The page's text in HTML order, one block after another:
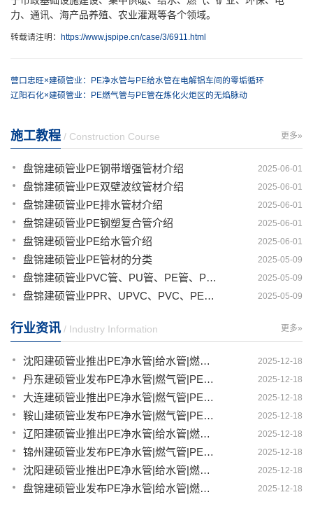
力、通讯、海产品养殖、农业灌溉等各个领域。
转载请注明： https://www.jspipe.cn/case/3/6911.html
营口忠旺×建硕管业：PE净水管与PE给水管在电解铝车间的零垢循环
辽阳石化×建硕管业：PE燃气管与PE管在炼化火炬区的无焰脉动
更多»
施工教程 / Construction Course
2025-06-01
盘锦建硕管业PE钢带增强管材介绍
2025-06-01
盘锦建硕管业PE双壁波纹管材介绍
2025-06-01
盘锦建硕管业PE排水管材介绍
2025-06-01
盘锦建硕管业PE钢塑复合管介绍
2025-06-01
盘锦建硕管业PE给水管介绍
2025-05-09
盘锦建硕管业PE管材的分类
2025-05-09
盘锦建硕管业PVC管、PU管、PE管、PP管有那些区别
2025-05-09
盘锦建硕管业PPR、UPVC、PVC、PERT、PE、HDPE塑料管材详解
更多»
行业资讯 / Industry Information
2025-12-18
沈阳建硕管业推出PE净水管|给水管|燃气管|PERT供热管|电力护套管一体化智造解决方案
2025-12-18
丹东建硕管业发布PE净水管|燃气管|PERT供热管|电力护套管|农田灌溉管智能生产新范式
2025-12-18
大连建硕管业推出PE净水管|燃气管|PERT供热管|电力护套管|农田灌溉管融合智造新生态
2025-12-18
鞍山建硕管业发布PE净水管|燃气管|PERT供热管|电力护套管|农田灌溉管全链路应用新方案
2025-12-18
辽阳建硕管业推出PE净水管|给水管|燃气管|PERT供热管|电力护套管多维融合智造平台
2025-12-18
锦州建硕管业发布PE净水管|燃气管|PERT供热管|电力护套管|农田灌溉管智慧应用生态体系
2025-12-18
沈阳建硕管业推出PE净水管|给水管|燃气管|PERT供热管|电力护套管一体化智造方案
2025-12-18
盘锦建硕管业发布PE净水管|给水管|燃气管|PERT供热管|电力护套管智慧生产新范式